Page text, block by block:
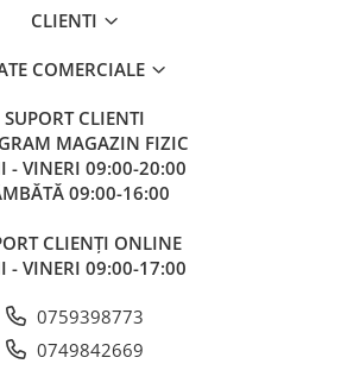
CLIENTI
COMERCIALE
SUPORT CLIENTI
MAGAZIN FIZIC
- VINERI 09:00-20:00
09:00-16:00
CLIENȚI ONLINE
- VINERI 09:00-17:00
0759398773
0749842669